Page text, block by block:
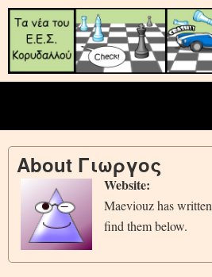
About Γιωργος
Website:
Maeviouz has written
find them below.